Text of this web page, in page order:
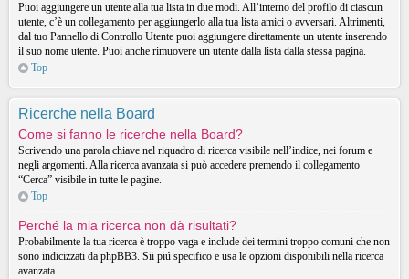
Puoi aggiungere un utente alla tua lista in due modi. All’interno del profilo di ciascun
utente, c’è un collegamento per aggiungerlo alla tua lista amici o avversari. Altrimenti,
dal tuo Pannello di Controllo Utente puoi aggiungere direttamente un utente inserendo
il suo nome utente. Puoi anche rimuovere un utente dalla lista dalla stessa pagina.
Top
Ricerche nella Board
Come si fanno le ricerche nella Board?
Scrivendo una parola chiave nel riquadro di ricerca visibile nell’indice, nei forum e
negli argomenti. Alla ricerca avanzata si può accedere premendo il collegamento
“Cerca” visibile in tutte le pagine.
Top
Perché la mia ricerca non dà risultati?
Probabilmente la tua ricerca è troppo vaga e include dei termini troppo comuni che non
sono indicizzati da phpBB3. Sii piú specifico e usa le opzioni disponibili nella ricerca
avanzata.